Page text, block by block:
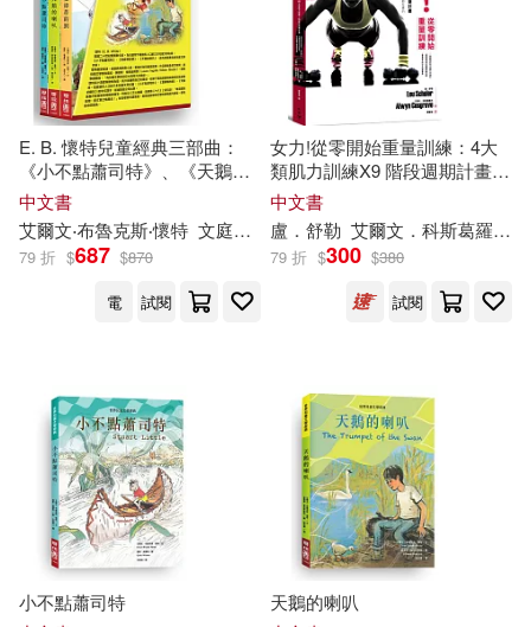
印刷工業出版社(1)
愛播聽書FM(1) 楓書坊(1)
汕頭大學出版社(1)
湖北科學技術出版社(1)
遼寧人民出版社(1)
E. B. 懷特兒童經典三部曲：
《小不點蕭司特》、《天鵝的
喇叭》、《夏綠蒂的網》
中文書
艾爾文‧布魯克斯‧懷特 文庭澍 陳次雲 黃可凡 愛德華‧弗拉斯欽
79 折 $687 $870
電
試閱
女力!從零開始重量訓練：4大
類肌力訓練X9 階段週期計畫，
專業教練這麼做、基礎健身到
職業選手都在練的女性專屬力
量訓練攻略【隨書附贈30堂女
力養成訓練手冊】
中文書
盧．舒勒 艾爾文 ．科斯葛羅夫
79 折 $300 $380
試閱
小不點蕭司特
天鵝的喇叭